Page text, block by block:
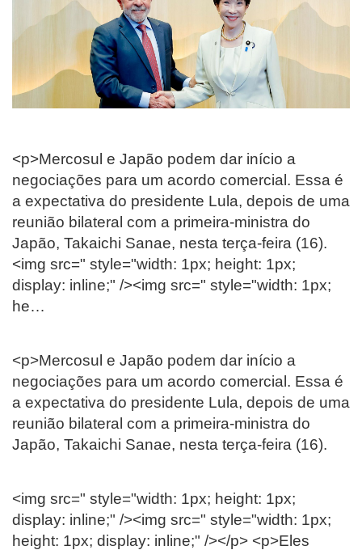
<p>Mercosul e Japão podem dar início a
negociações para um acordo comercial. Essa é
a expectativa do presidente Lula, depois de uma
reunião bilateral com a primeira-ministra do
Japão, Takaichi Sanae, nesta terça-feira (16).
<img src=" style="width: 1px; height: 1px;
display: inline;" /><img src=" style="width: 1px;
he…
<p>Mercosul e Japão podem dar início a
negociações para um acordo comercial. Essa é
a expectativa do presidente Lula, depois de uma
reunião bilateral com a primeira-ministra do
Japão, Takaichi Sanae, nesta terça-feira (16).
<img src=" style="width: 1px; height: 1px;
display: inline;" /><img src=" style="width: 1px;
height: 1px; display: inline;" /></p> <p>Eles